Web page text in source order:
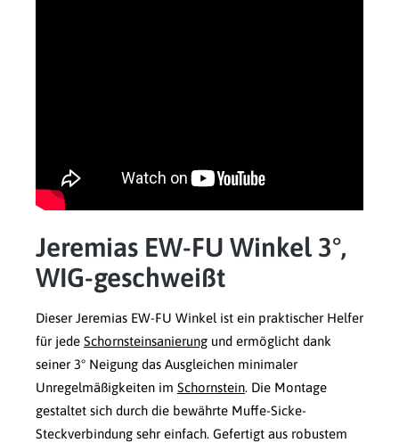
Jeremias EW-FU Winkel 3°,
WIG-geschweißt
Dieser Jeremias EW-FU Winkel ist ein praktischer Helfer
für jede Schornsteinsanierung und ermöglicht dank
seiner 3° Neigung das Ausgleichen minimaler
Unregelmäßigkeiten im Schornstein. Die Montage
gestaltet sich durch die bewährte Muffe-Sicke-
Steckverbindung sehr einfach. Gefertigt aus robustem